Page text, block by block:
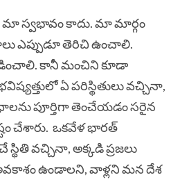
మా స్వభావం కాదు. మా మార్గం
ఎప్పుడూ తెరిచి ఉంచాలి.
కానీ మంచిని కూడా
ఏ పరిస్థితులు వచ్చినా,
పూర్తిగా తెంచేయడం సరైన
చేశారు. ఒకవేళ భారత్
స్థితి వచ్చినా, అక్కడి ప్రజలు
ఉండాలని, వాళ్లని మన దేశ